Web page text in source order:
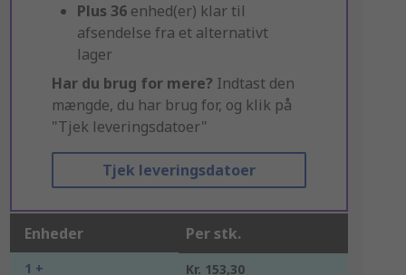
Plus 36 enhed(er) klar til
afsendelse fra et alternativt
lager
Har du brug for mere? Indtast den
mængde, du har brug for, og klik på
"Tjek leveringsdatoer"
Tjek leveringsdatoer
Enheder Per stk.
1 + Kr. 153,30